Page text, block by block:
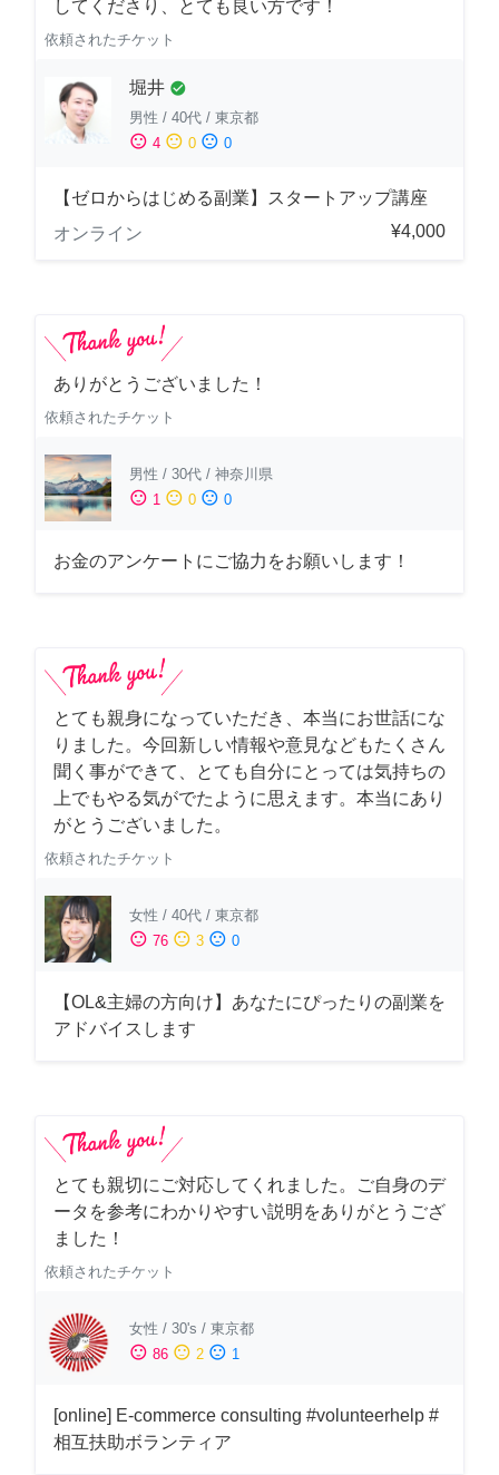
してくださり、とても良い方です！
依頼されたチケット
堀井 check_circle
男性 / 40代 / 東京都
sentiment_satisfied 4 sentiment_neutral 0 sentiment_dissatisfied 0
【ゼロからはじめる副業】スタートアップ講座
オンライン
¥4,000
ありがとうございました！
依頼されたチケット
男性 / 30代 / 神奈川県
sentiment_satisfied 1 sentiment_neutral 0 sentiment_dissatisfied 0
お金のアンケートにご協力をお願いします！
とても親身になっていただき、本当にお世話にな
りました。今回新しい情報や意見などもたくさん
聞く事ができて、とても自分にとっては気持ちの
上でもやる気がでたように思えます。本当にあり
がとうございました。
依頼されたチケット
女性 / 40代 / 東京都
sentiment_satisfied 76 sentiment_neutral 3 sentiment_dissatisfied 0
【OL&主婦の方向け】あなたにぴったりの副業を
アドバイスします
とても親切にご対応してくれました。ご自身のデ
ータを参考にわかりやすい説明をありがとうござ
ました！
依頼されたチケット
女性 / 30's / 東京都
sentiment_satisfied 86 sentiment_neutral 2 sentiment_dissatisfied 1
[online] E-commerce consulting #volunteerhelp #
相互扶助ボランティア